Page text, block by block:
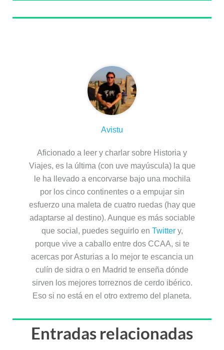
Avistu
Aficionado a leer y charlar sobre Historia y
Viajes, es la última (con uve mayúscula) la que
le ha llevado a encorvarse bajo una mochila
por los cinco continentes o a empujar sin
esfuerzo una maleta de cuatro ruedas (hay que
adaptarse al destino). Aunque es más sociable
que social, puedes seguirlo en Twittery,
porque vive a caballo entre dos CCAA, si te
acercas por Asturias a lo mejor te escancia un
culín de sidra o en Madrid te enseña dónde
sirven los mejores torreznos de cerdo ibérico.
Eso si no está en el otro extremo del planeta.
Entradas relacionadas